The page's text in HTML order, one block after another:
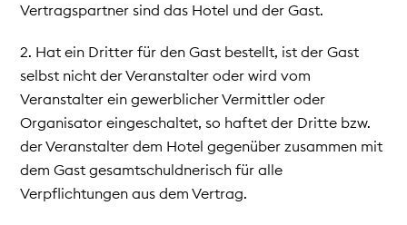
Vertragspartner sind das Hotel und der Gast.
2. Hat ein Dritter für den Gast bestellt, ist der Gast
selbst nicht der Veranstalter oder wird vom
Veranstalter ein gewerblicher Vermittler oder
Organisator eingeschaltet, so haftet der Dritte bzw.
der Veranstalter dem Hotel gegenüber zusammen mit
dem Gast gesamtschuldnerisch für alle
Verpflichtungen aus dem Vertrag.